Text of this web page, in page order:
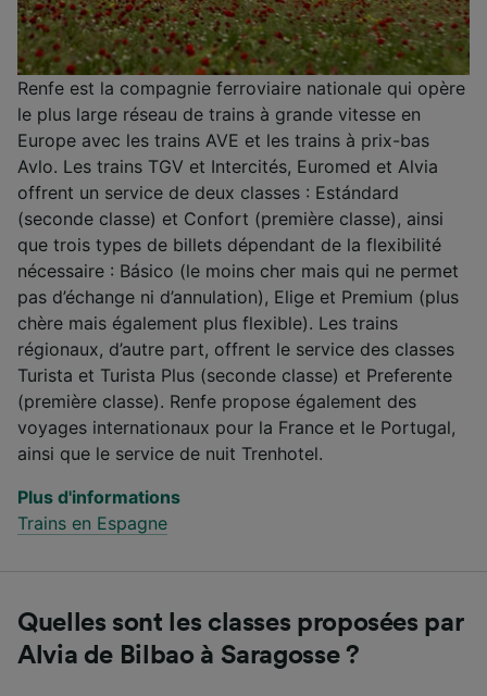
Renfe est la compagnie ferroviaire nationale qui opère
le plus large réseau de trains à grande vitesse en
Europe avec les trains AVE et les trains à prix-bas
Avlo. Les trains TGV et Intercités, Euromed et Alvia
offrent un service de deux classes : Estándard
(seconde classe) et Confort (première classe), ainsi
que trois types de billets dépendant de la flexibilité
nécessaire : Básico (le moins cher mais qui ne permet
pas d’échange ni d’annulation), Elige et Premium (plus
chère mais également plus flexible). Les trains
régionaux, d’autre part, offrent le service des classes
Turista et Turista Plus (seconde classe) et Preferente
(première classe). Renfe propose également des
voyages internationaux pour la France et le Portugal,
ainsi que le service de nuit Trenhotel.
Plus d'informations
Trains en Espagne
Quelles sont les classes proposées par
Alvia de Bilbao à Saragosse ?